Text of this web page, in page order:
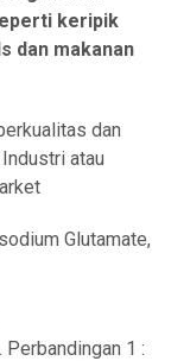
keripik
dan makanan
dan
atau
Glutamate,
1 :